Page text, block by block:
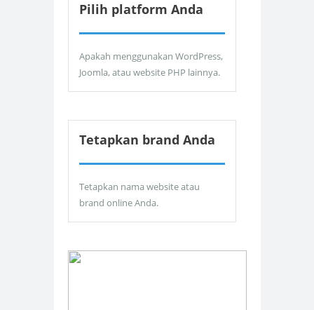
Pilih platform Anda
Apakah menggunakan WordPress,
Joomla, atau website PHP lainnya.
Tetapkan brand Anda
Tetapkan nama website atau
brand online Anda.